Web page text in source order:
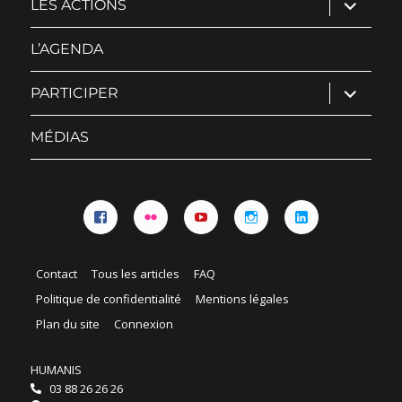
LES ACTIONS le
sous-
L’AGENDA
PARTICIPER ouvrir
le
sous-
MÉDIAS
Contact Tous les articles
FAQ
Politique de confidentialité
Mentions légales
Plan du site
Connexion
HUMANIS
03 88 26 26 26